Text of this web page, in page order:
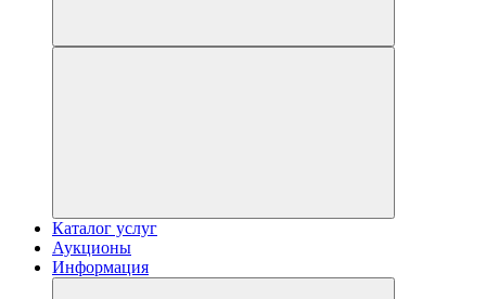
Каталог услуг
Аукционы
Информация